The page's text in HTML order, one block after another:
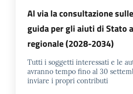
Partecipazione
Approfondimenti
Al via la consultazione
guida per gli aiuti di Stato
regionale (2028-2034)
Tutti i soggetti interessati e le
avranno tempo fino al 30
inviare i propri contributi